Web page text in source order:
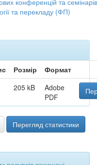
конференцій та семінарів
та перекладу (ФП)
Розмір
Формат
205 kB
Adobe
PDF
Перегляд статистики